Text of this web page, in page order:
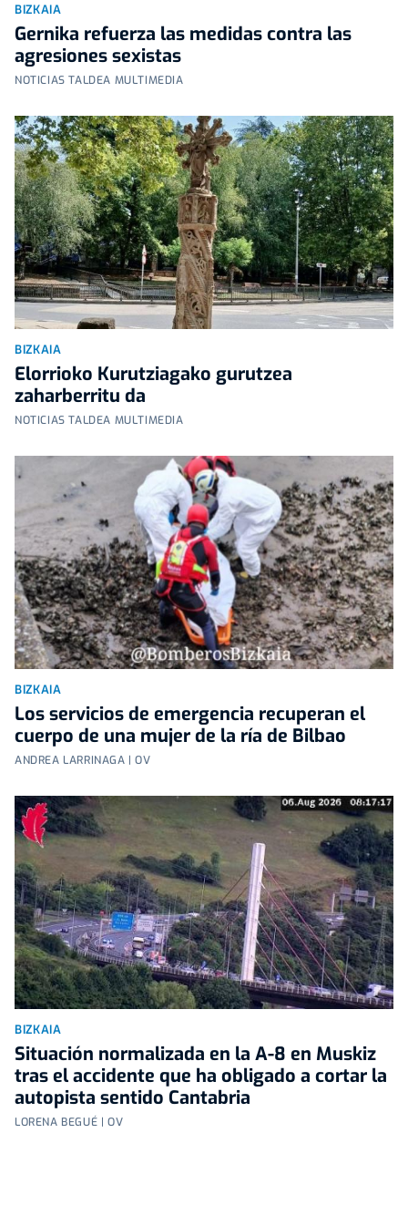
BIZKAIA
Gernika refuerza las medidas contra las
agresiones sexistas
NOTICIAS TALDEA MULTIMEDIA
BIZKAIA
Elorrioko Kurutziagako gurutzea
zaharberritu da
NOTICIAS TALDEA MULTIMEDIA
BIZKAIA
Los servicios de emergencia recuperan el
cuerpo de una mujer de la ría de Bilbao
ANDREA LARRINAGA | OV
BIZKAIA
Situación normalizada en la A-8 en Muskiz
tras el accidente que ha obligado a cortar la
autopista sentido Cantabria
LORENA BEGUÉ | OV